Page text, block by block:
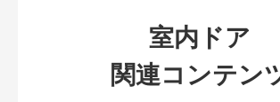
室内ドア
関連コンテン